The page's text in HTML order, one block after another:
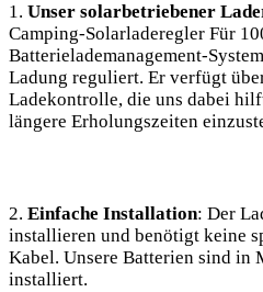
1. Unser solarbetriebener
Camping-Solarladeregler Für
Batterielademanagement-
Ladung reguliert. Er verfügt
Ladekontrolle,⁣ die uns dabei⁤
längere Erholungszeiten
2. Einfache Installation: Der
installieren⁣ und benötigt keine
Kabel. Unsere Batterien sind in
installiert.